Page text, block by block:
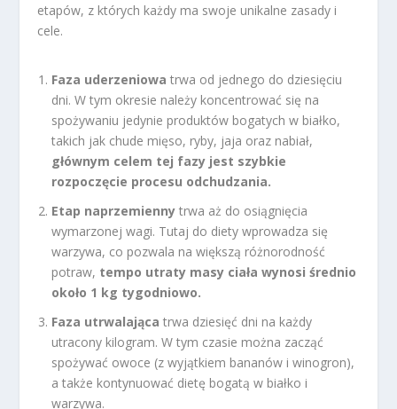
etapów, z których każdy ma swoje unikalne zasady i
cele.
Faza uderzeniowa trwa od jednego do dziesięciu
dni. W tym okresie należy koncentrować się na
spożywaniu jedynie produktów bogatych w białko,
takich jak chude mięso, ryby, jaja oraz nabiał,
głównym celem tej fazy jest szybkie
rozpoczęcie procesu odchudzania.
Etap naprzemienny trwa aż do osiągnięcia
wymarzonej wagi. Tutaj do diety wprowadza się
warzywa, co pozwala na większą różnorodność
potraw, tempo utraty masy ciała wynosi średnio
około 1 kg tygodniowo.
Faza utrwalająca trwa dziesięć dni na każdy
utracony kilogram. W tym czasie można zacząć
spożywać owoce (z wyjątkiem bananów i winogron),
a także kontynuować dietę bogatą w białko i
warzywa.